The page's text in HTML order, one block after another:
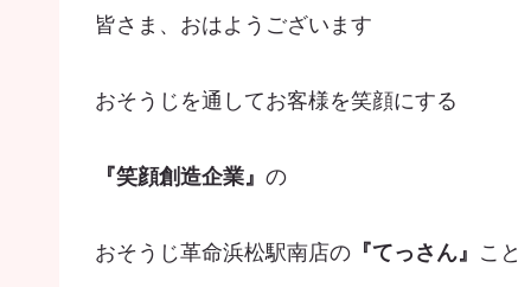
皆さま、おはようございます
おそうじを通してお客様を笑顔にする
『笑顔創造企業』の
おそうじ革命浜松駅南店の 『てっさん』 こと